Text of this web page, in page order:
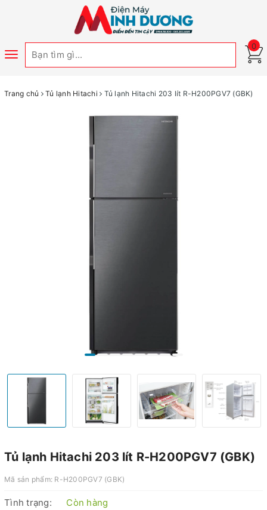
Toggle
0
Trang chủ Tủ lạnh Hitachi Tủ lạnh Hitachi 203 lít R-H200PGV7 (GBK)
Tủ lạnh Hitachi 203 lít R-H200PGV7 (GBK)
Mã sản phẩm: R-H200PGV7 (GBK)
Tình trạng:
Còn hàng